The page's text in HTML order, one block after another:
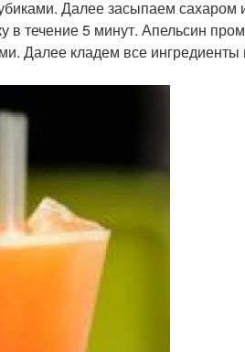
Далее засыпаем сахаром
в течение 5 минут. Апельсин
Далее кладем все ингредиенты